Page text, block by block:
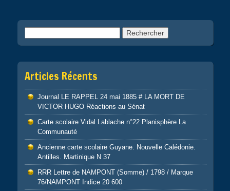
Articles Récents
Journal LE RAPPEL 24 mai 1885 # LA MORT DE
VICTOR HUGO Réactions au Sénat
Carte scolaire Vidal Lablache n°22 Planisphère La
Communauté
Ancienne carte scolaire Guyane. Nouvelle Calédonie.
Antilles. Martinique N 37
RRR Lettre de NAMPONT (Somme) / 1798 / Marque
76/NAMPONT Indice 20 600